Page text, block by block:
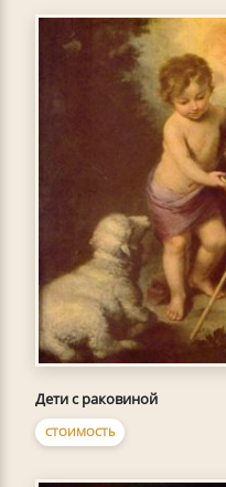
Дети с раковиной
СТОИМОСТЬ